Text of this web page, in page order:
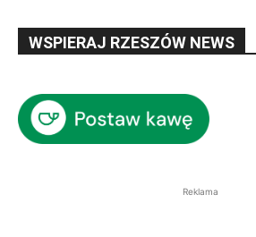
WSPIERAJ RZESZÓW NEWS
Reklama